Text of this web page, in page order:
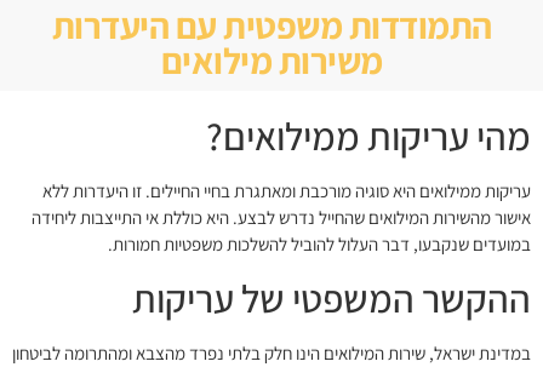
התמודדות משפטית עם היעדרות
משירות מילואים
מהי עריקות ממילואים?
עריקות ממילואים היא סוגיה מורכבת ומאתגרת בחיי החיילים. זו היעדרות ללא
אישור מהשירות המילואים שהחייל נדרש לבצע. היא כוללת אי התייצבות ליחידה
במועדים שנקבעו, דבר העלול להוביל להשלכות משפטיות חמורות.
ההקשר המשפטי של עריקות
במדינת ישראל, שירות המילואים הינו חלק בלתי נפרד מהצבא ומהתרומה לביטחון